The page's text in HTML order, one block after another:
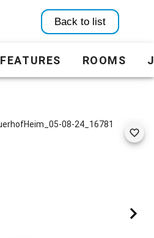
Back to list
FEATURES ROOMS